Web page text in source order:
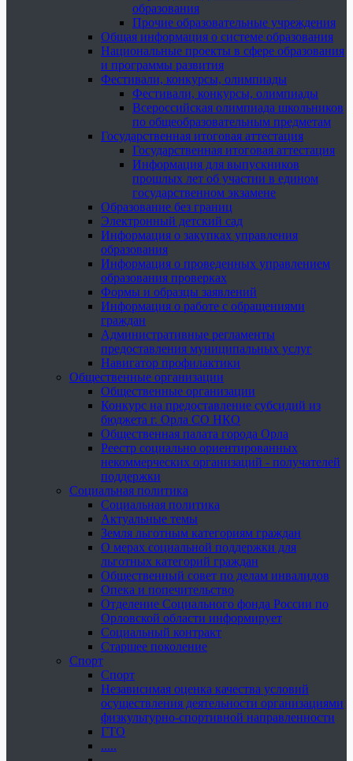
образования
Прочие образовательные учреждения
Общая информация о системе образования
Национальные проекты в сфере образования
и программы развития
Фестивали, конкурсы, олимпиады
Фестивали, конкурсы, олимпиады
Всероссийская олимпиада школьников
по общеобразовательным предметам
Государственная итоговая аттестация
Государственная итоговая аттестация
Информация для выпускников
прошлых лет об участии в едином
государственном экзамене
Образование без границ
Электронный детский сад
Информация о закупках управления
образования
Информация о проведенных управлением
образования проверках
Формы и образцы заявлений
Информация о работе с обращениями
граждан
Административные регламенты
предоставления муниципальных услуг
Навигатор профилактики
Общественные организации
Общественные организации
Конкурс на предоставление субсидий из
бюджета г. Орла СО НКО
Общественная палата города Орла
Реестр социально ориентированных
некоммерческих организаций - получателей
поддержки
Социальная политика
Социальная политика
Актуальные темы
Земля льготным категориям граждан
О мерах социальной поддержки для
льготных категорий граждан
Общественный совет по делам инвалидов
Опека и попечительство
Отделение Социального фонда России по
Орловской области информирует
Социальный контракт
Старшее поколение
Спорт
Спорт
Независимая оценка качества условий
осуществления деятельности организациями
физкультурно-спортивной направленности
ГТО
.....